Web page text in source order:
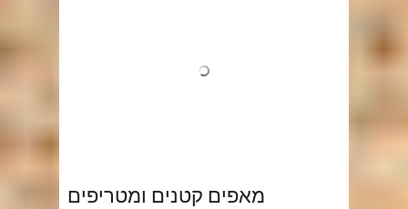
מאפים קטנים ומטריפים